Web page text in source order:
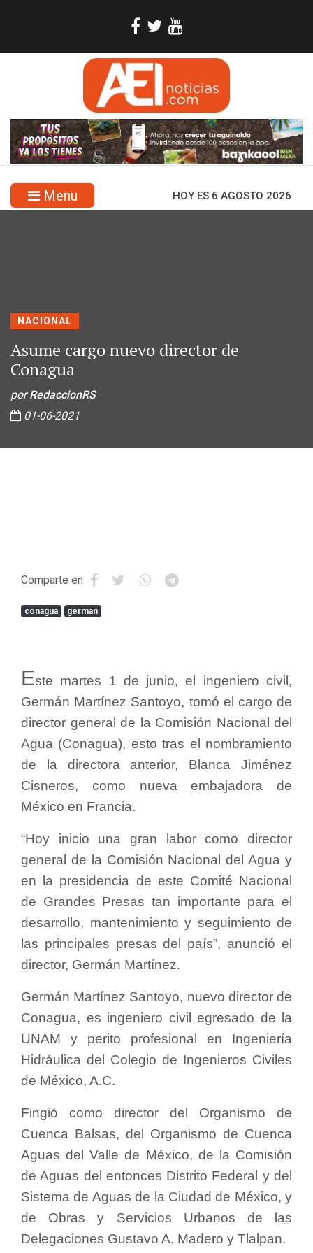
Menu HOY ES 6 AGOSTO 2026
NACIONAL
Asume cargo nuevo director de
Conagua
porRedaccionRS
01-06-2021
Comparte en
conagua german
Este martes 1 de junio, el ingeniero civil,
Germán Martínez Santoyo, tomó el cargo de
director general de la Comisión Nacional del
Agua (Conagua), esto tras el nombramiento
de la directora anterior, Blanca Jiménez
Cisneros, como nueva embajadora de
México en Francia.
“Hoy inicio una gran labor como director
general de la Comisión Nacional del Agua y
en la presidencia de este Comité Nacional
de Grandes Presas tan importante para el
desarrollo, mantenimiento y seguimiento de
las principales presas del país”, anunció el
director, Germán Martínez.
Germán Martínez Santoyo, nuevo director de
Conagua, es ingeniero civil egresado de la
UNAM y perito profesional en Ingeniería
Hidráulica del Colegio de Ingenieros Civiles
de México, A.C.
Fingió como director del Organismo de
Cuenca Balsas, del Organismo de Cuenca
Aguas del Valle de México, de la Comisión
de Aguas del entonces Distrito Federal y del
Sistema de Aguas de la Ciudad de México, y
de Obras y Servicios Urbanos de las
Delegaciones Gustavo A. Madero y Tlalpan.